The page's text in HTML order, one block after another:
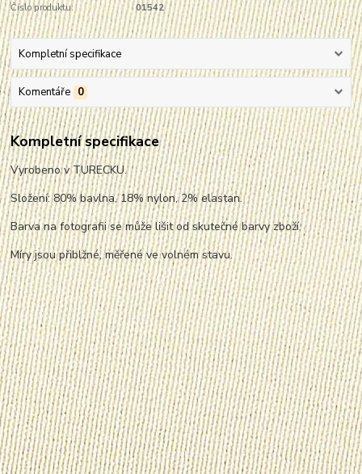
Číslo produktu: 01542
Kompletní specifikace
Komentáře 0
Kompletní specifikace
Vyrobeno v TURECKU.
Složení: 80% bavlna, 18% nylon, 2% elastan.
Barva na fotografii se může lišit od skutečné barvy zboží.
Míry jsou přiblžné, měřené ve volném stavu.